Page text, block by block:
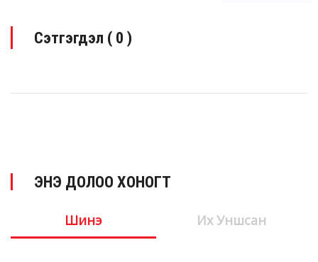
Сэтгэгдэл ( 0 )
ЭНЭ ДОЛОО ХОНОГТ
Шинэ Их Уншсан